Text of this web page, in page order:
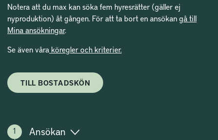
Notera att du max kan söka fem hyresrätter (gäller ej
nyproduktion) åt gången. För att ta bort en ansökangå till
Mina ansökningar.
Se även våra köregler och kriterier.
TILL BOSTADSKÖN
Ansökan